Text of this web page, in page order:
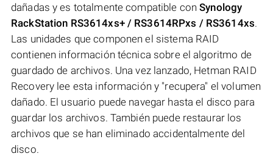
dañadas y es totalmente compatible conSynology
RackStation RS3614xs+ / RS3614RPxs / RS3614xs.
Las unidades que componen el sistema RAID
contienen información técnica sobre el algoritmo de
guardado de archivos. Una vez lanzado, Hetman RAID
Recovery lee esta información y "recupera" el volumen
dañado. El usuario puede navegar hasta el disco para
guardar los archivos. También puede restaurar los
archivos que se han eliminado accidentalmente del
disco.